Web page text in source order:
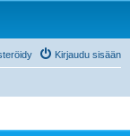
Kirjaudu sisään